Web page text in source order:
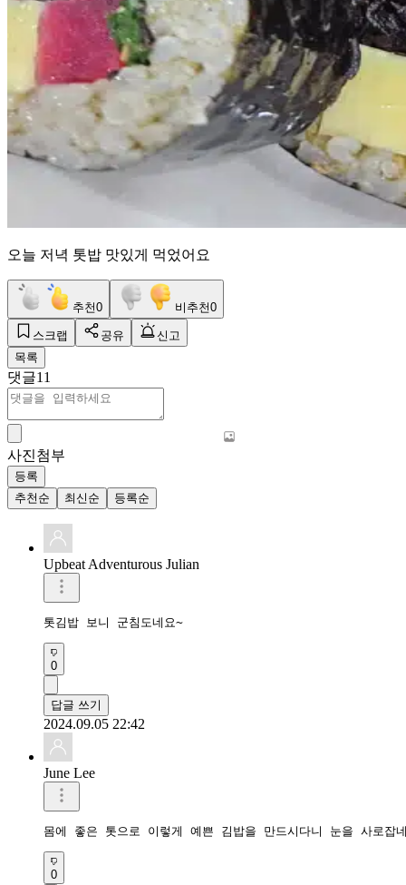
오늘 저녁 톳밥 맛있게 먹었어요
추천0 비추천0
스크랩 공유
신고
목록
댓글11
사진첨부
등록
추천순
최신순 등록순
Upbeat Adventurous Julian
톳김밥 보니 군침도네요~
0
답글 쓰기
2024.09.05 22:42
June Lee
몸에 좋은 톳으로 이렇게 예쁜 김밥을 만드시다니 눈을 사로잡
0